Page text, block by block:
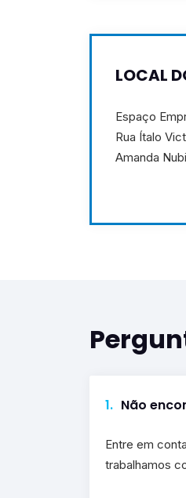
LOCAL
Espaço
Rua Ítalo
Amanda
1. Não
Entre em
trabalhamos